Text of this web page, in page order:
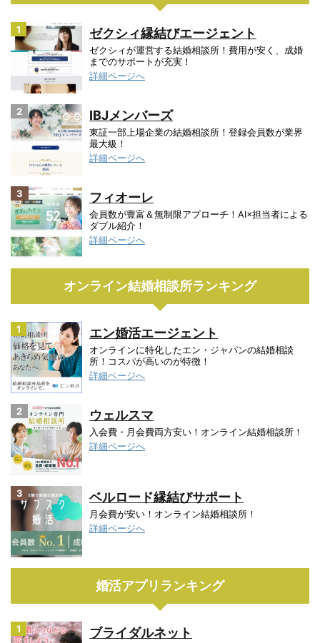
1 ゼクシィ縁結びエージェント
ゼクシィが運営する結婚相談所！費用が安く、成婚
までのサポートが充実！
詳細ページへ
2 IBJメンバーズ
東証一部上場企業の結婚相談所！登録会員数が業界
最大級！
詳細ページへ
3 フィオーレ
会員数が豊富＆無制限アプローチ！AI×担当者による
ダブル紹介！
詳細ページへ
オンライン結婚相談所ランキング
1 エン婚活エージェント
オンラインに特化したエン・ジャパンの結婚相談
所！コスパが高いのが特徴！
詳細ページへ
2 ウェルスマ
入会費・月会費両方安い！オンライン結婚相談所！
詳細ページへ
3 ベルロード縁結びサポート
月会費が安い！オンライン結婚相談所！
詳細ページへ
婚活アプリランキング
1 ブライダルネット